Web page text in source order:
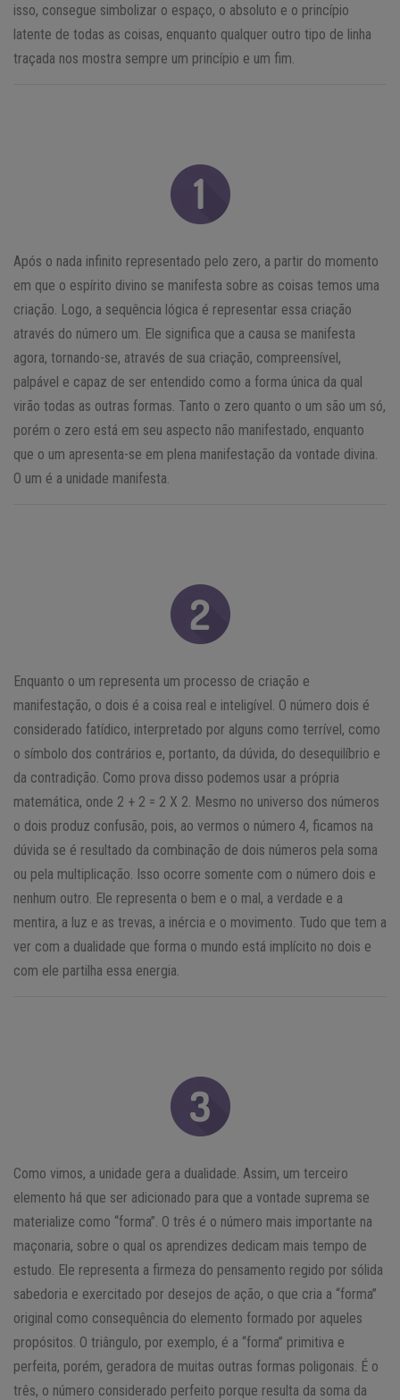
isso, consegue simbolizar o espaço, o absoluto e o princípio
latente de todas as coisas, enquanto qualquer outro tipo de linha
traçada nos mostra sempre um princípio e um fim.
Após o nada infinito representado pelo zero, a partir do momento
em que o espírito divino se manifesta sobre as coisas temos uma
criação. Logo, a sequência lógica é representar essa criação
através do número um. Ele significa que a causa se manifesta
agora, tornando-se, através de sua criação, compreensível,
palpável e capaz de ser entendido como a forma única da qual
virão todas as outras formas. Tanto o zero quanto o um são um só,
porém o zero está em seu aspecto não manifestado, enquanto
que o um apresenta-se em plena manifestação da vontade divina.
O um é a unidade manifesta.
Enquanto o um representa um processo de criação e
manifestação, o dois é a coisa real e inteligível. O número dois é
considerado fatídico, interpretado por alguns como terrível, como
o símbolo dos contrários e, portanto, da dúvida, do desequilíbrio e
da contradição. Como prova disso podemos usar a própria
matemática, onde 2 + 2 = 2 X 2. Mesmo no universo dos números
o dois produz confusão, pois, ao vermos o número 4, ficamos na
dúvida se é resultado da combinação de dois números pela soma
ou pela multiplicação. Isso ocorre somente com o número dois e
nenhum outro. Ele representa o bem e o mal, a verdade e a
mentira, a luz e as trevas, a inércia e o movimento. Tudo que tem a
ver com a dualidade que forma o mundo está implícito no dois e
com ele partilha essa energia.
Como vimos, a unidade gera a dualidade. Assim, um terceiro
elemento há que ser adicionado para que a vontade suprema se
materialize como “forma”. O três é o número mais importante na
maçonaria, sobre o qual os aprendizes dedicam mais tempo de
estudo. Ele representa a firmeza do pensamento regido por sólida
sabedoria e exercitado por desejos de ação, o que cria a “forma”
original como consequência do elemento formado por aqueles
propósitos. O triângulo, por exemplo, é a “forma” primitiva e
perfeita, porém, geradora de muitas outras formas poligonais. É o
três, o número considerado perfeito porque resulta da soma da